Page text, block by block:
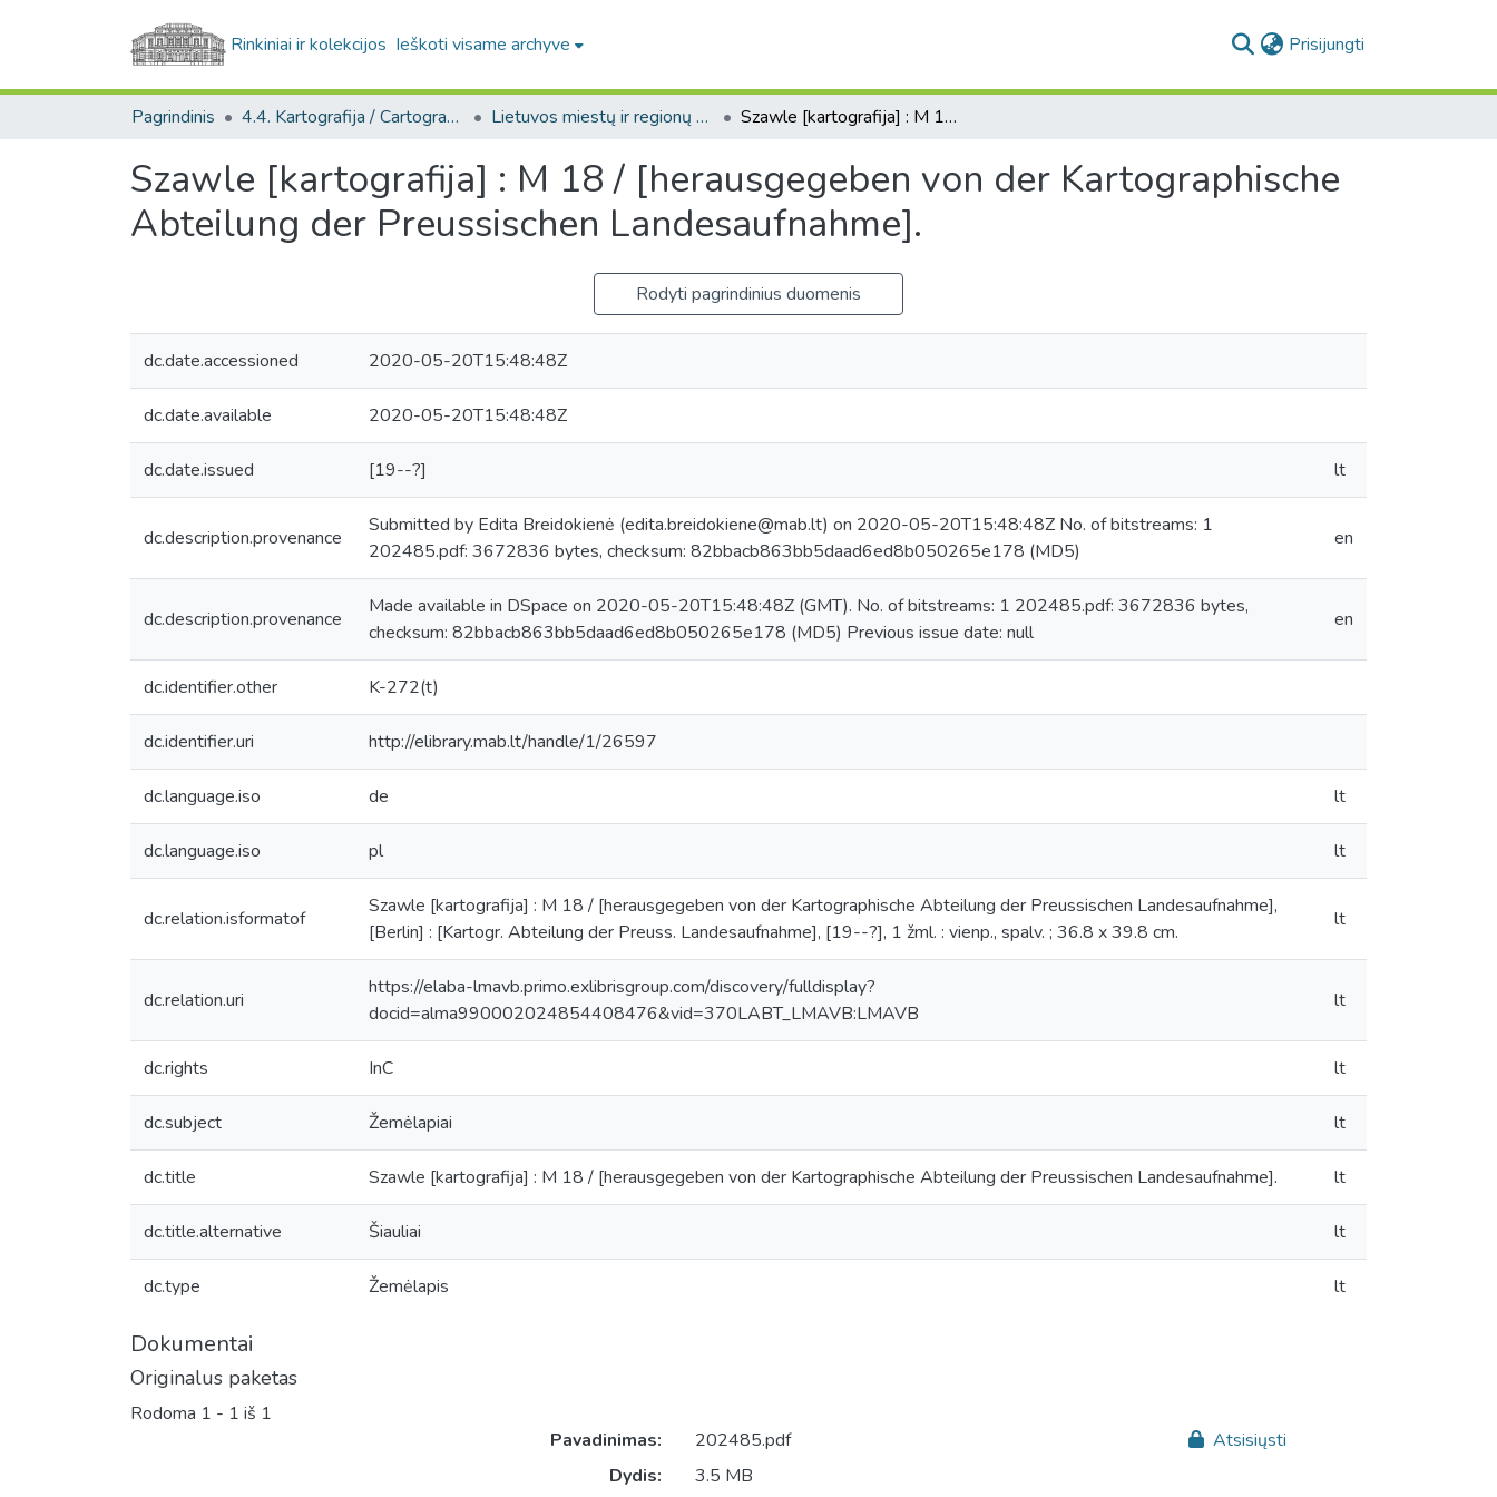
Rinkiniai ir kolekcijos Ieškoti visame archyve Prisijungti
Pagrindinis 4.4. Kartografija / Cartography Lietuvos miestų ir regionų žemėlapiai / Maps of Lithuanian cities and towns Szawle [kartografija] : M 18 / [herausgegeben von der Kartographische Abteilung der Preussischen Landesaufnahme].
Szawle [kartografija] : M 18 / [herausgegeben von der Kartographische
Abteilung der Preussischen Landesaufnahme].
Rodyti pagrindinius duomenis
dc.date.accessioned 2020-05-20T15:48:48Z
dc.date.available 2020-05-20T15:48:48Z
dc.date.issued [19--?] lt
dc.description.provenance
Submitted by Edita Breidokienė (edita.breidokiene@mab.lt) on 2020-05-20T15:48:48Z No. of bitstreams: 1
202485.pdf: 3672836 bytes, checksum: 82bbacb863bb5daad6ed8b050265e178 (MD5)
en
dc.description.provenance
Made available in DSpace on 2020-05-20T15:48:48Z (GMT). No. of bitstreams: 1 202485.pdf: 3672836 bytes,
checksum: 82bbacb863bb5daad6ed8b050265e178 (MD5) Previous issue date: null
en
dc.identifier.other K-272(t)
dc.identifier.uri http://elibrary.mab.lt/handle/1/26597
dc.language.iso de lt
dc.language.iso pl lt
dc.relation.isformatof
Szawle [kartografija] : M 18 / [herausgegeben von der Kartographische Abteilung der Preussischen Landesaufnahme],
[Berlin] : [Kartogr. Abteilung der Preuss. Landesaufnahme], [19--?], 1 žml. : vienp., spalv. ; 36.8 x 39.8 cm.
lt
dc.relation.uri
https://elaba-lmavb.primo.exlibrisgroup.com/discovery/fulldisplay?
docid=alma990002024854408476&vid=370LABT_LMAVB:LMAVB
lt
dc.rights InC lt
dc.subject Žemėlapiai lt
dc.title Szawle [kartografija] : M 18 / [herausgegeben von der Kartographische Abteilung der Preussischen Landesaufnahme]. lt
dc.title.alternative Šiauliai lt
dc.type Žemėlapis lt
Dokumentai
Originalus paketas
Rodoma 1 - 1 iš 1
Pavadinimas:
202485.pdf
Dydis:
3.5 MB
Atsisiųsti